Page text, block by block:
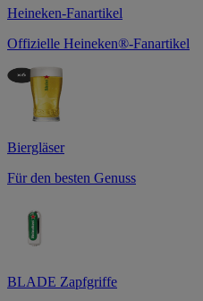
Heineken-Fanartikel
Offizielle Heineken®-Fanartikel
Biergläser
Für den besten Genuss
BLADE Zapfgriffe